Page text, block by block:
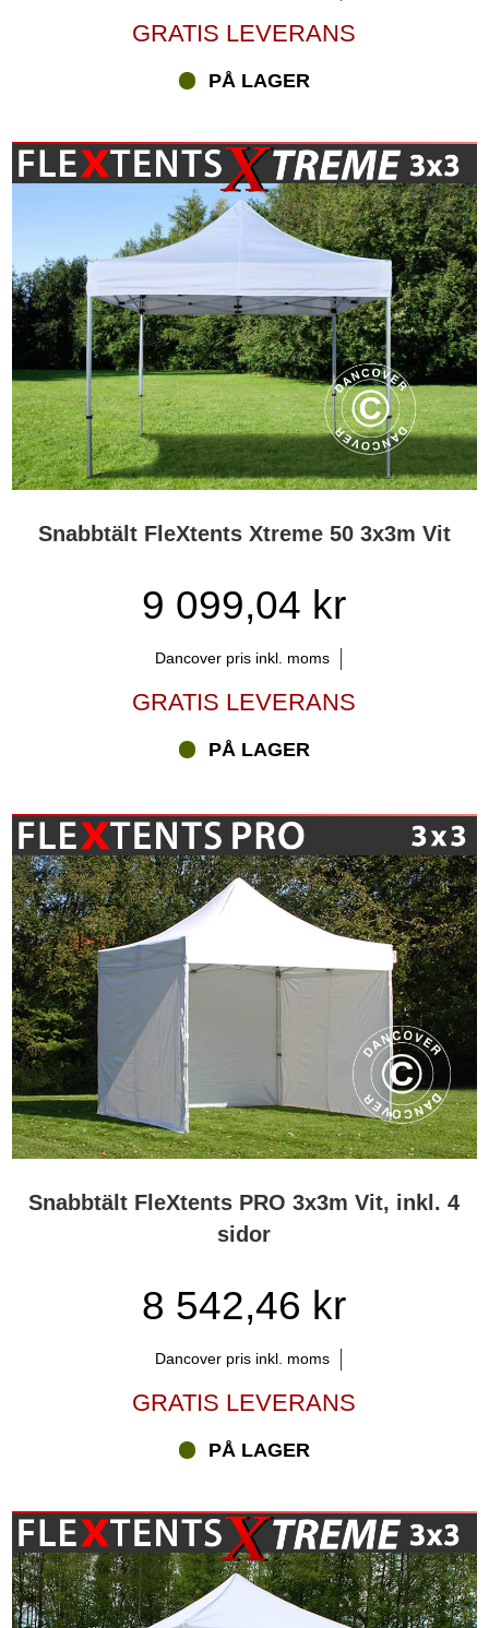
GRATIS LEVERANS
PÅ LAGER
Snabbtält FleXtents Xtreme 50 3x3m Vit
9 099,04 kr
Dancover pris inkl. moms
GRATIS LEVERANS
PÅ LAGER
Snabbtält FleXtents PRO 3x3m Vit, inkl. 4
sidor
8 542,46 kr
Dancover pris inkl. moms
GRATIS LEVERANS
PÅ LAGER